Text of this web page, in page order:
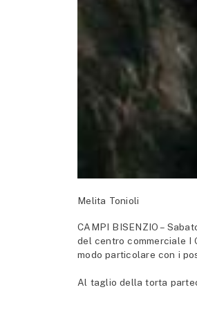
Melita Tonioli
CAMPI BISENZIO –
del centro commerciale I
modo particolare con i
Al taglio della torta